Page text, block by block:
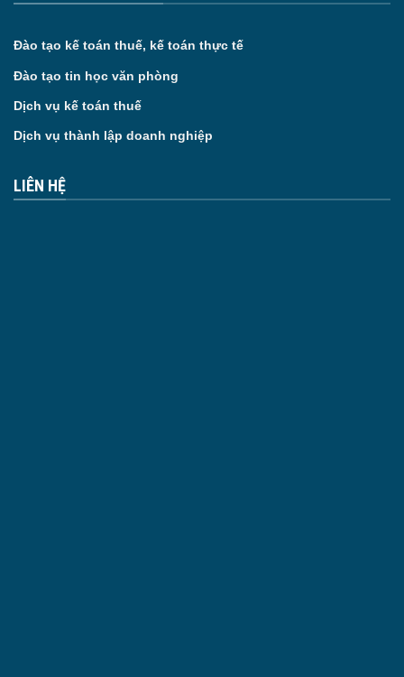
Đào tạo kế toán thuế, kế toán thực tế
Đào tạo tin học văn phòng
Dịch vụ kế toán thuế
Dịch vụ thành lập doanh nghiệp
LIÊN HỆ